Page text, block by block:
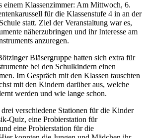
einem Klassenzimmer: Am Mittwoch, 6.
für die Klassenstufe 4 in an der
statt. Ziel der Veranstaltung war es,
näherzubringen und ihr Interesse am
anzuregen.
Bläsergruppe hatten sich extra für
bei den Schulkindern einen
Im Gespräch mit den Klassen tauschten
mit den Kindern darüber aus, welche
werden und wie lange schon.
verschiedene Stationen für die Kinder
Quiz, eine Probierstation für
eine Probierstation für die